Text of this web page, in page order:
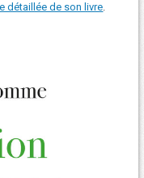
détaillée de son livre.